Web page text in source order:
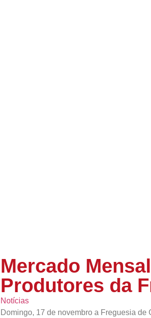
Mercado
Produtores da
Notícias
Domingo, 17 de novembro a Freguesia de